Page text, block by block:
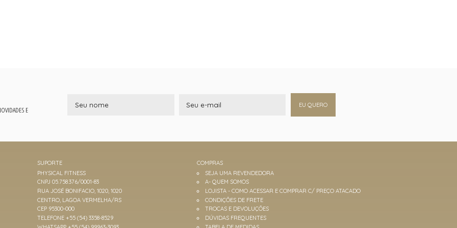
E EU QUERO
SUPORTE
PHYSICAL FITNESS
CNPJ 05.758.376/0001-83
RUA JOSÉ BONIFACIO, 1020, 1020
CENTRO, LAGOA VERMELHA/RS
CEP 95300-000
TELEFONE +55 (54) 3358-8529
COMPRAS
SEJA UMA REVENDEDORA
A- QUEM SOMOS
LOJISTA - COMO ACESSAR E COMPRAR C/ PREÇO ATACADO
CONDIÇÕES DE FRETE
TROCAS E DEVOLUÇÕES
DÚVIDAS FREQUENTES